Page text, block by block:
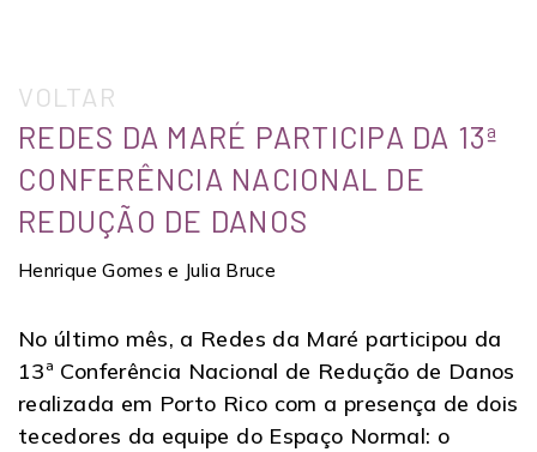
VOLTAR
REDES DA MARÉ PARTICIPA DA 13ª
CONFERÊNCIA NACIONAL DE
REDUÇÃO DE DANOS
Henrique Gomes e Julia Bruce
No último mês, a Redes da Maré participou da
13ª Conferência Nacional de Redução de Danos
realizada em Porto Rico com a presença de dois
tecedores da equipe do Espaço Normal: o